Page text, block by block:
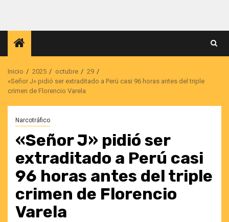
contenido
Inicio 2025 octubre
29
«Señor J» pidió ser extraditado a Perú casi 96 horas antes del triple
crimen de Florencio Varela
Narcotráfico
«Señor J» pidió ser
extraditado a Perú casi
96 horas antes del triple
crimen de Florencio
Varela